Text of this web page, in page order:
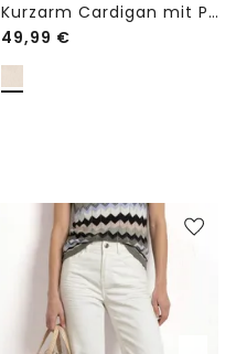
Kurzarm Cardigan mit Polokragen
49,99 €